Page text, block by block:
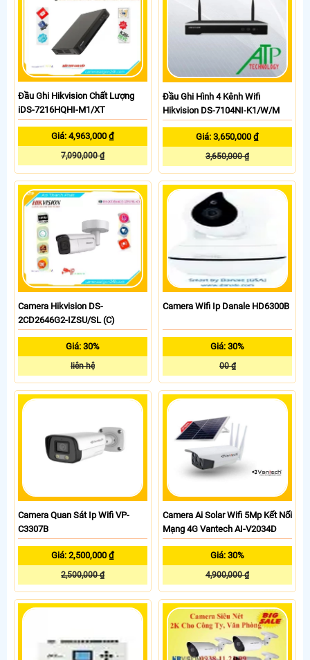
Đầu Ghi Hikvision Chất Lượng
iDS-7216HQHI-M1/XT
Giá: 4,963,000 ₫
7,090,000 ₫
Đầu Ghi Hình 4 Kênh Wifi
Hikvision DS-7104NI-K1/W/M
Giá: 3,650,000 ₫
3,650,000 ₫
Camera Hikvision DS-
2CD2646G2-IZSU/SL (C)
Giá: 30%
liên hệ
Camera Wifi Ip Danale HD6300B
Giá: 30%
00 ₫
Camera Quan Sát Ip Wifi VP-
C3307B
Giá: 2,500,000 ₫
2,500,000 ₫
Camera Ai Solar Wifi 5Mp Kết Nối
Mạng 4G Vantech AI-V2034D
Giá: 30%
4,900,000 ₫